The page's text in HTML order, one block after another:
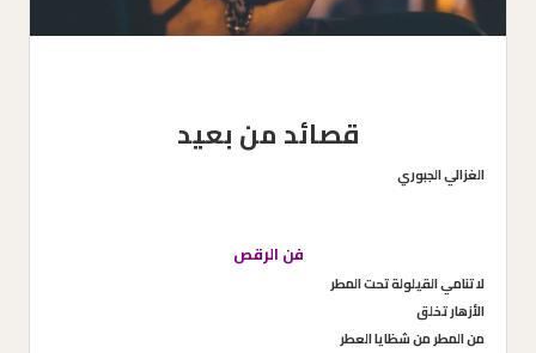
قصائد من بعيد
الغزالي الجبوري
فن الرقص
لا تنامي القيلولة تحت المطر
الأزهار تخلق
من المطر من شظايا العطر